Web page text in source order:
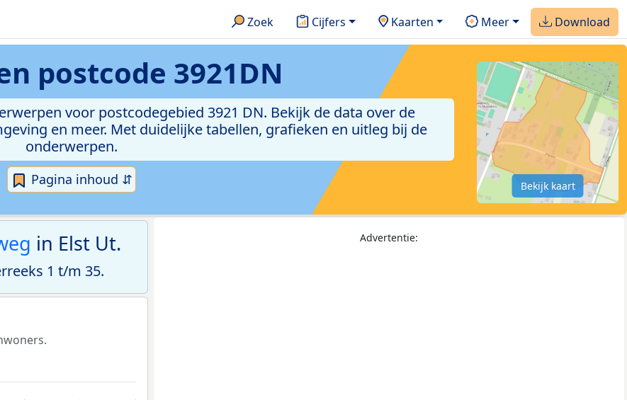
Zoek Cijfers Kaarten Meer Download
postcode 3921DN
voor postcodegebied 3921 DN. Bekijk de data over de
en meer. Met duidelijke tabellen, grafieken en uitleg bij de
onderwerpen.
Pagina inhoud ⇵ Bekijk kaart
in Elst Ut.
1 t/m 35.
Advertentie: